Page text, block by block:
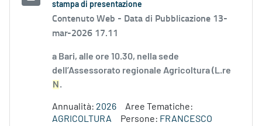
stampa di presentazione
Contenuto Web - Data di Pubblicazione 13-
mar-2026 17.11
a Bari, alle ore 10.30, nella sede
dell’Assessorato regionale Agricoltura (L.re
N .
Annualità: 2026
Aree Tematiche:
AGRICOLTURA
Persone: FRANCESCO